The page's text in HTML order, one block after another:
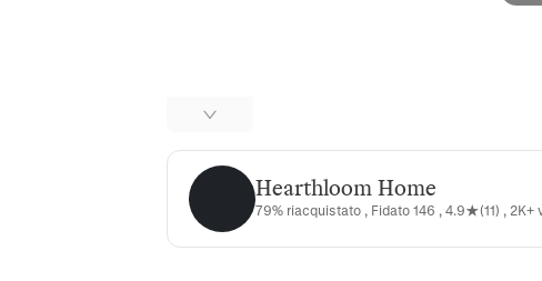
Hearthloom Home
Hearthloom Home
79% riacquistato , Fidato 146 , 4.9★(11) , 2K+